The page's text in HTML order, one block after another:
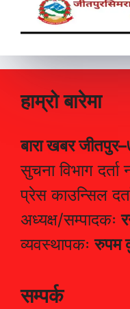
हाम्रो बारेमा
बारा खबर
सुचना विभाग दर्ता
प्रेस काउन्सिल
अध्यक्ष/सम्पादकः
व्यवस्थापकःरुपम
सम्पर्क